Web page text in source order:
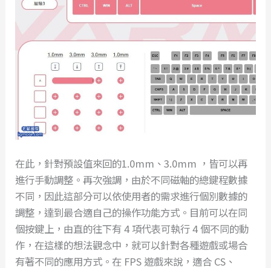
在此，針對預設值來回的1.0mm、3.0mm ，皆可以再
進行手動調整。再次強調，由於不同磁軸的總鍵程數據
不同，因此這部分可以依使用者的需求進行個別數據的
調整，達到最合適自己的操作功能方式。目前可以在同
個按鍵上，由直的往下有 4 項代表可執行 4 個不同的動
作，在這樣的想法觀念中，就可以針對各種遊戲或場合
有著不同的應用方式。在 FPS 遊戲來說，適合 CS、